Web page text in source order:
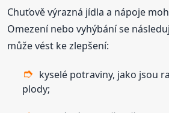
Chuťově výrazná jídla a nápoje
Omezení nebo vyhýbání se
může vést ke zlepšení:
kyselé potraviny, jako jsou
plody;